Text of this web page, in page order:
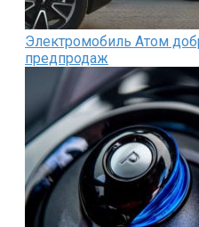
Электромобиль Атом
предпродаж